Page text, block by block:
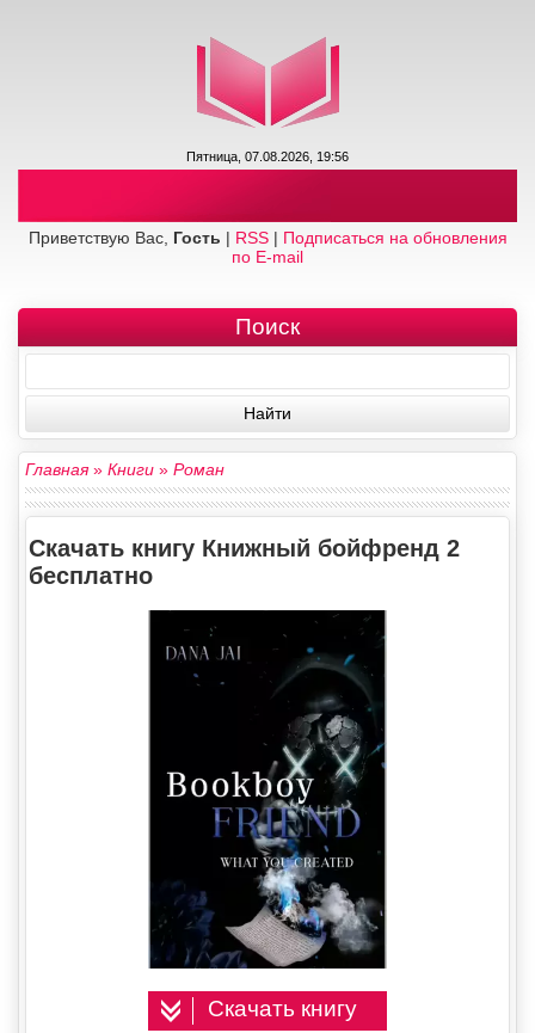
Пятница, 07.08.2026, 19:56
Приветствую Вас, Гость | RSS| Подписаться на обновления
по E-mail
Поиск
Главная» Книги » Роман
Скачать книгу Книжный бойфренд 2
бесплатно
Скачать книгу